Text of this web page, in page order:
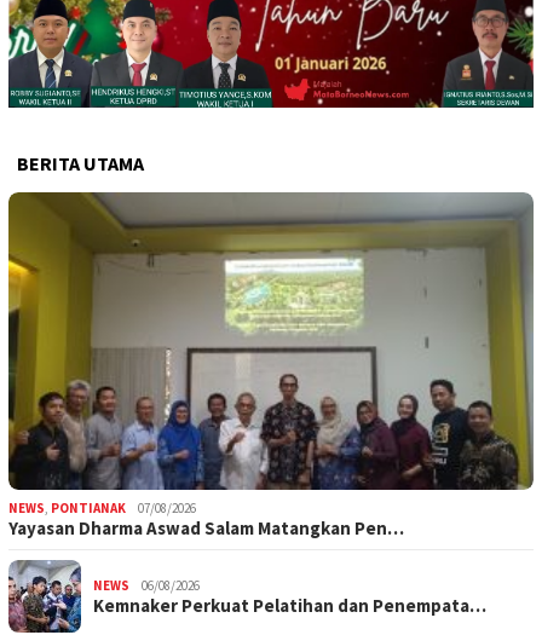
BERITA UTAMA
NEWS, PONTIANAK 07/08/2026
Yayasan Dharma Aswad Salam Matangkan Pen…
NEWS 06/08/2026
Kemnaker Perkuat Pelatihan dan Penempata…